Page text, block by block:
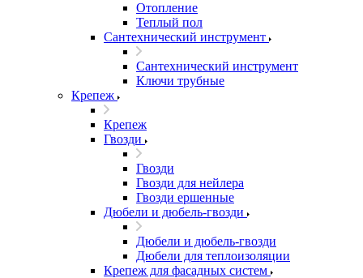
Отопление
Теплый пол
Сантехнический инструмент
Сантехнический инструмент
Ключи трубные
Крепеж
Крепеж
Гвозди
Гвозди
Гвозди для нейлера
Гвозди ершенные
Дюбели и дюбель-гвозди
Дюбели и дюбель-гвозди
Дюбели для теплоизоляции
Крепеж для фасадных систем